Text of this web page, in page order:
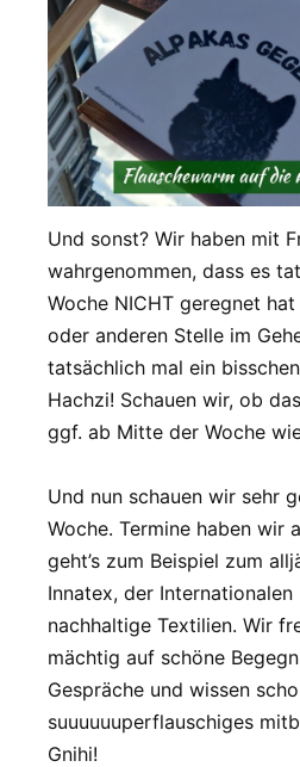
Und sonst? Wir haben mit
wahrgenommen, dass es
Woche NICHT geregnet
oder anderen Stelle im
tatsächlich mal ein
Hachzi! Schauen wir, ob
ggf. ab Mitte der Woche
Und nun schauen wir sehr
Woche. Termine haben wir
geht’s zum Beispiel zum
Innatex, der Internationalen
nachhaltige Textilien. Wir
mächtig auf schöne
Gespräche und wissen
suuuuuuperflauschiges
Gnihi!